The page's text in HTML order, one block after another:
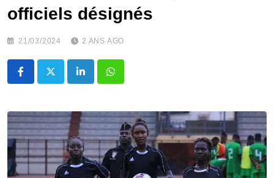
officiels désignés
21/03/2024 2 ANS AGO
LinkedInWhatsapp